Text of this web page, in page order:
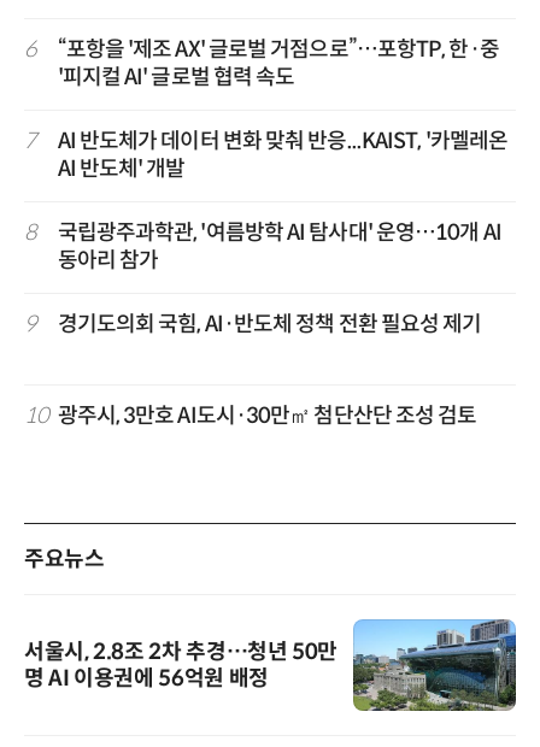
6
“포항을 '제조 AX' 글로벌 거점으로”…포항TP, 한·중
'피지컬 AI' 글로벌 협력 속도
7
AI 반도체가 데이터 변화 맞춰 반응...KAIST, '카멜레온
AI 반도체' 개발
8
국립광주과학관, '여름방학 AI 탐사대' 운영…10개 AI
동아리 참가
9 경기도의회 국힘, AI·반도체 정책 전환 필요성 제기
10 광주시, 3만호 AI도시·30만㎡ 첨단산단 조성 검토
주요뉴스
서울시, 2.8조 2차 추경…청년 50만
명 AI 이용권에 56억원 배정